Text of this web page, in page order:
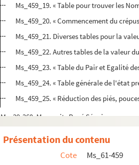
Ms_459_19. « Table pour trouver les
Ms_459_20. « Commencement du
Ms_459_21. Diverses tables pour la
Ms_459_22. Autres tables de la valeur
Ms_459_23. « Table du Pair et Egalité
Ms_459_24. « Table générale de l'état
Ms_459_25. « Réduction des piés,
Ms_29-360. Manucrits René Séguier.
Présentation du contenu
Cote
Ms_61-459